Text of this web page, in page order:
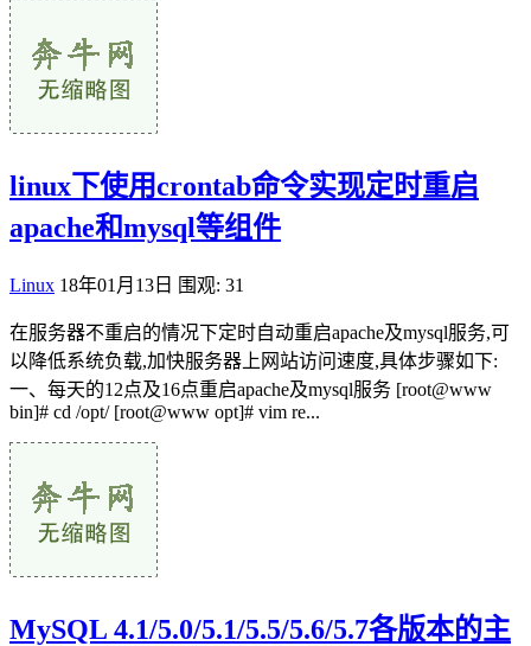
linux下使用crontab命令实现定时重启
apache和mysql等组件
Linux 18年01月13日 围观: 31
在服务器不重启的情况下定时自动重启apache及mysql服务,可
以降低系统负载,加快服务器上网站访问速度,具体步骤如下:
一、每天的12点及16点重启apache及mysql服务 [root@www
bin]# cd /opt/ [root@www opt]# vim re...
MySQL 4.1/5.0/5.1/5.5/5.6/5.7各版本的主